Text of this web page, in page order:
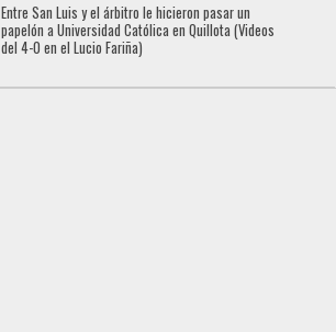
Entre San Luis y el árbitro le hicieron pasar un
papelón a Universidad Católica en Quillota (Videos
del 4-0 en el Lucio Fariña)